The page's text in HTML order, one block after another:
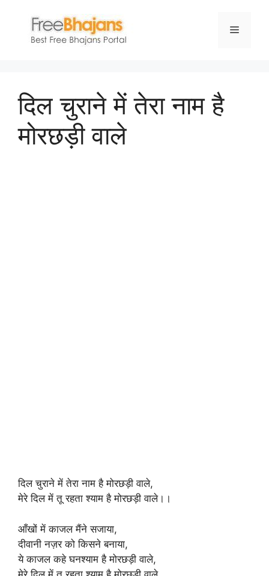
content
Menu
दिल चुराने में तेरा नाम है
मोरछड़ी वाले
दिल चुराने में तेरा नाम है मोरछड़ी वाले,
मेरे दिल में तू रहता श्याम है मोरछड़ी वाले।।
आँखों में काजल मैंने सजाया,
दीवानी नज़र को किसने बनाया,
ये काजल कहे घनश्याम है मोरछड़ी वाले,